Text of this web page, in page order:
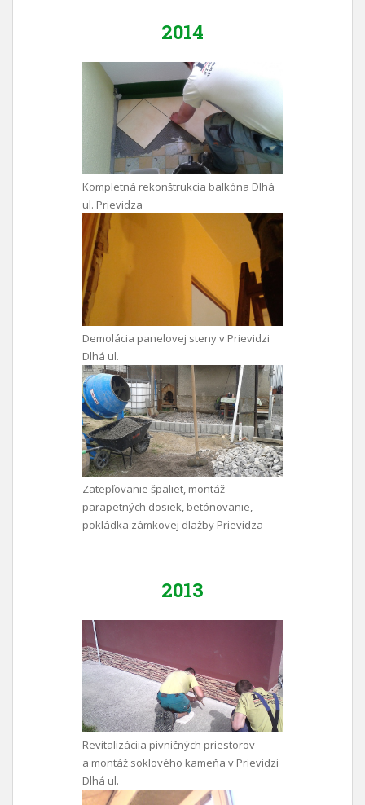
2014
Kompletná rekonštrukcia balkóna Dlhá
ul. Prievidza
Demolácia panelovej steny v Prievidzi
Dlhá ul.
Zatepľovanie špaliet, montáž
parapetných dosiek, betónovanie,
pokládka zámkovej dlažby Prievidza
2013
Revitalizáciia pivničných priestorov
a montáž soklového kameňa v Prievidzi
Dlhá ul.